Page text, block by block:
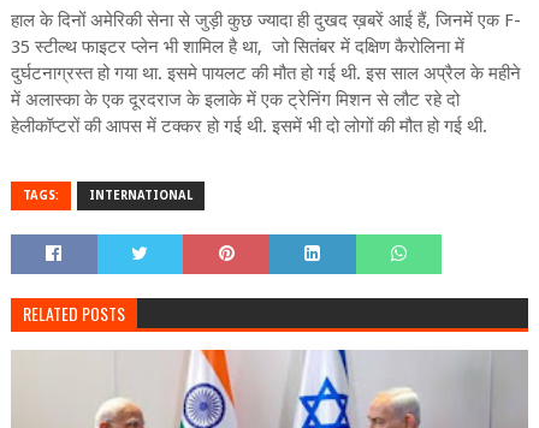
हाल के दिनों अमेरिकी सेना से जुड़ी कुछ ज्यादा ही दुखद ख़बरें आई हैं, जिनमें एक F-
35 स्टील्थ फाइटर प्लेन भी शामिल है था, जो सितंबर में दक्षिण कैरोलिना में
दुर्घटनाग्रस्त हो गया था. इसमे पायलट की मौत हो गई थी. इस साल अप्रैल के महीने
में अलास्का के एक दूरदराज के इलाके में एक ट्रेनिंग मिशन से लौट रहे दो
हेलीकॉप्टरों की आपस में टक्कर हो गई थी. इसमें भी दो लोगों की मौत हो गई थी.
TAGS: INTERNATIONAL
RELATED POSTS